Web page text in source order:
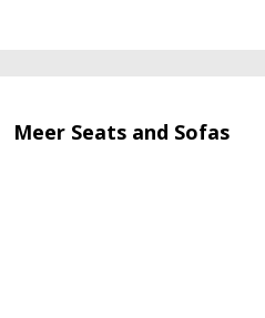
Meer Seats and Sofas